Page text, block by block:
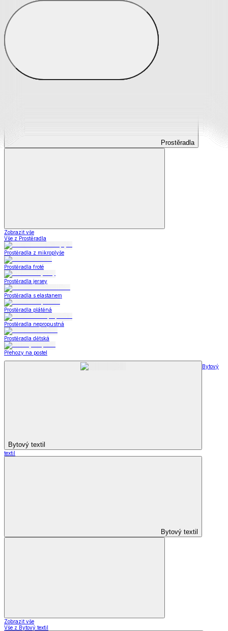
Prostěradla
Prostěradla
Zobrazit vše
Vše z Prostěradla
Prostěradla z mikroplyše
Prostěradla froté
Prostěradla jersey
Prostěradla s elastanem
Prostěradla plátěná
Prostěradla nepropustná
Prostěradla dětská
Přehozy na postel
Bytový textil
Bytový
textil
Bytový textil
Zobrazit vše
Vše z Bytový textil